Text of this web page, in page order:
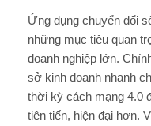
Ứng dụng chuyển đổi
những mục tiêu quan
doanh nghiệp lớn.
sở kinh doanh nhanh
thời kỳ cách mạng 4.0
tiên tiến, hiện đại hơn.